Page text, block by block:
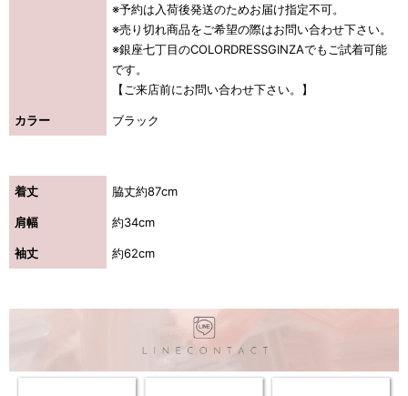
※予約は入荷後発送のためお届け指定不可。
※売り切れ商品をご希望の際はお問い合わせ下さい。
※銀座七丁目のCOLORDRESSGINZAでもご試着可能
です。
【ご来店前にお問い合わせ下さい。】
カラー ブラック
着丈 脇丈約87cm
肩幅 約34cm
袖丈 約62cm